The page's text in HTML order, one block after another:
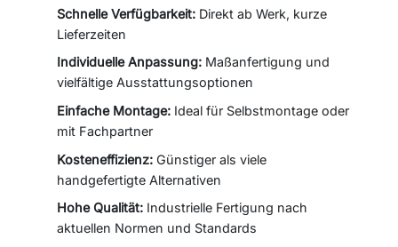
Schnelle Verfügbarkeit:Direkt ab Werk, kurze
Lieferzeiten
Individuelle Anpassung:Maßanfertigung und
vielfältige Ausstattungsoptionen
Einfache Montage:Ideal für Selbstmontage oder
mit Fachpartner
Kosteneffizienz:Günstiger als viele
handgefertigte Alternativen
Hohe Qualität:Industrielle Fertigung nach
aktuellen Normen und Standards